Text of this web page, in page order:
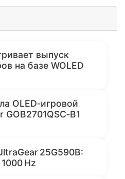
выпуск
на базе WOLED
OLED‑игровой
25G590B:
Hz